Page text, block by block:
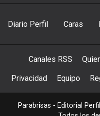
Diario Perfil Caras
Canales RSS
Privacidad Equipo
Parabrisas - Editorial